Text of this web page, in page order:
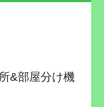
&部屋分け機